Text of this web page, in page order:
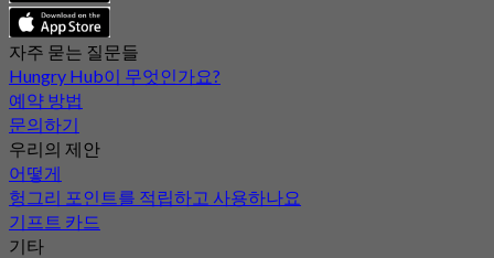
자주 묻는 질문들
Hungry Hub이 무엇인가요?
예약 방법
문의하기
우리의 제안
어떻게
헝그리 포인트를 적립하고 사용하나요
기프트 카드
기타